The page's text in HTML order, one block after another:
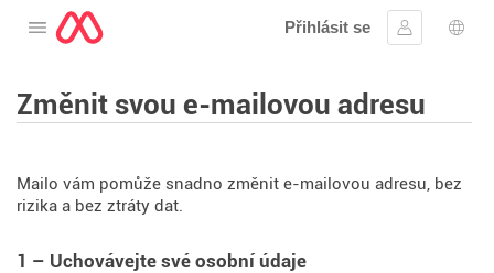
Otevřete nabídku
Přihlásit se
Přihlásit se
Změnit svou e-mailovou adresu
Mailo vám pomůže snadno změnit e-mailovou adresu, bez
rizika a bez ztráty dat.
1 – Uchovávejte své osobní údaje